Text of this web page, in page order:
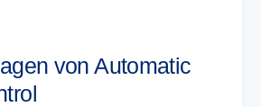
von Automatic